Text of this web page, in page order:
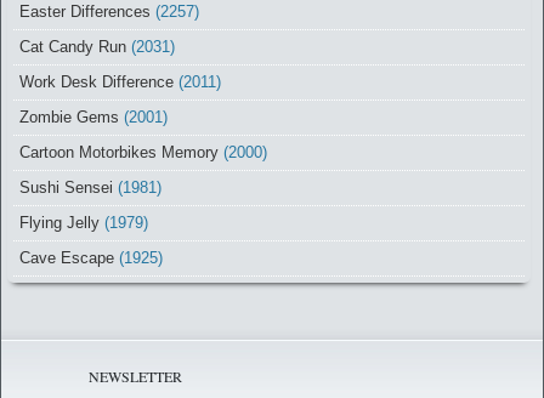
Easter Differences (2257)
Cat Candy Run (2031)
Work Desk Difference (2011)
Zombie Gems (2001)
Cartoon Motorbikes Memory (2000)
Sushi Sensei (1981)
Flying Jelly (1979)
Cave Escape (1925)
NEWSLETTER